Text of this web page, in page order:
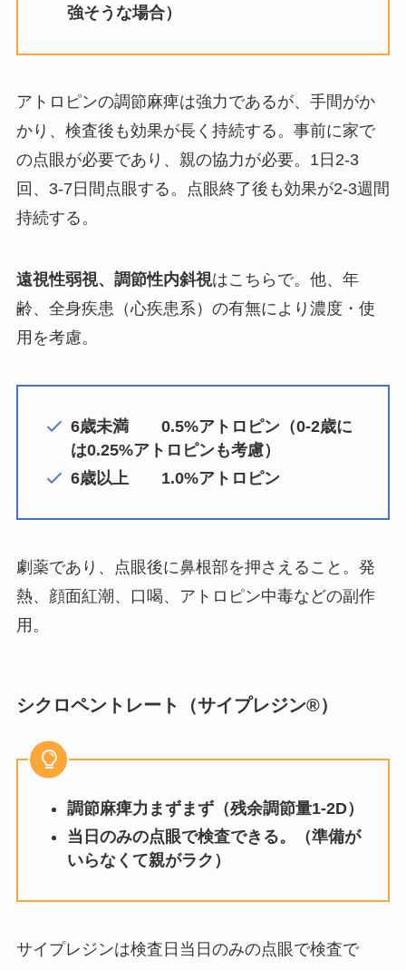
強そうな場合）
アトロピンの調節麻痺は強力であるが、手間がか
かり、検査後も効果が長く持続する。事前に家で
の点眼が必要であり、親の協力が必要。1日2-3
回、3-7日間点眼する。点眼終了後も効果が2-3週間
持続する。
遠視性弱視、調節性内斜視はこちらで。他、年
齢、全身疾患（心疾患系）の有無により濃度・使
用を考慮。
6歳未満 0.5%アトロピン（0-2歳に
は0.25%アトロピンも考慮）
6歳以上 1.0%アトロピン
劇薬であり、点眼後に鼻根部を押さえること。発
熱、顔面紅潮、口喝、アトロピン中毒などの副作
用。
シクロペントレート（サイプレジン®）
調節麻痺力まずまず（残余調節量1-2D）
当日のみの点眼で検査できる。（準備が
いらなくて親がラク）
サイプレジンは検査日当日のみの点眼で検査で